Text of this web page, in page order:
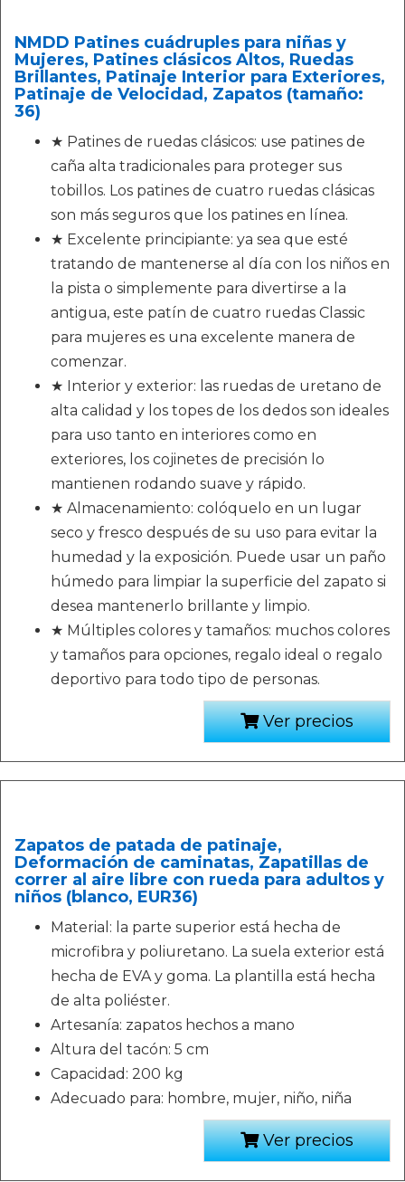
NMDD Patines cuádruples para niñas y
Mujeres, Patines clásicos Altos, Ruedas
Brillantes, Patinaje Interior para Exteriores,
Patinaje de Velocidad, Zapatos (tamaño:
36)
★ Patines de ruedas clásicos: use patines de
caña alta tradicionales para proteger sus
tobillos. Los patines de cuatro ruedas clásicas
son más seguros que los patines en línea.
★ Excelente principiante: ya sea que esté
tratando de mantenerse al día con los niños en
la pista o simplemente para divertirse a la
antigua, este patín de cuatro ruedas Classic
para mujeres es una excelente manera de
comenzar.
★ Interior y exterior: las ruedas de uretano de
alta calidad y los topes de los dedos son ideales
para uso tanto en interiores como en
exteriores, los cojinetes de precisión lo
mantienen rodando suave y rápido.
★ Almacenamiento: colóquelo en un lugar
seco y fresco después de su uso para evitar la
humedad y la exposición. Puede usar un paño
húmedo para limpiar la superficie del zapato si
desea mantenerlo brillante y limpio.
★ Múltiples colores y tamaños: muchos colores
y tamaños para opciones, regalo ideal o regalo
deportivo para todo tipo de personas.
Ver precios
Zapatos de patada de patinaje,
Deformación de caminatas, Zapatillas de
correr al aire libre con rueda para adultos y
niños (blanco, EUR36)
Material: la parte superior está hecha de
microfibra y poliuretano. La suela exterior está
hecha de EVA y goma. La plantilla está hecha
de alta poliéster.
Artesanía: zapatos hechos a mano
Altura del tacón: 5 cm
Capacidad: 200 kg
Adecuado para: hombre, mujer, niño, niña
Ver precios